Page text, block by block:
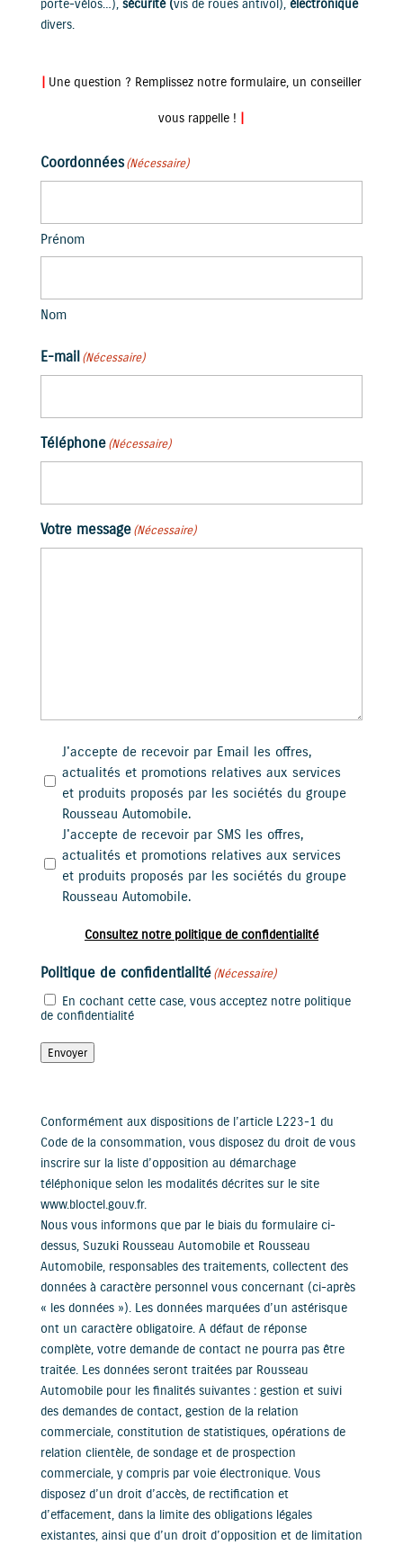
porte-vélos…), sécurité (vis de roues antivol), électronique
divers.
| Une question ? Remplissez notre formulaire, un conseiller
vous rappelle ! |
Coordonnées(Nécessaire)
Prénom
Nom
E-mail (Nécessaire)
Téléphone(Nécessaire)
Votre message(Nécessaire)
J'accepte de recevoir par Email les offres,
actualités et promotions relatives aux services
et produits proposés par les sociétés du groupe
Rousseau Automobile.
J'accepte de recevoir par SMS les offres,
actualités et promotions relatives aux services
et produits proposés par les sociétés du groupe
Rousseau Automobile.
Consultez notre politique de confidentialité
Politique de confidentialité(Nécessaire)
En cochant cette case, vous acceptez notre politique
de confidentialité
Envoyer
Conformément aux dispositions de l’article L223-1 du
Code de la consommation, vous disposez du droit de vous
inscrire sur la liste d’opposition au démarchage
téléphonique selon les modalités décrites sur le site
www.bloctel.gouv.fr.
Nous vous informons que par le biais du formulaire ci-
dessus, Suzuki Rousseau Automobile et Rousseau
Automobile, responsables des traitements, collectent des
données à caractère personnel vous concernant (ci-après
« les données »). Les données marquées d’un astérisque
ont un caractère obligatoire. A défaut de réponse
complète, votre demande de contact ne pourra pas être
traitée. Les données seront traitées par Rousseau
Automobile pour les finalités suivantes : gestion et suivi
des demandes de contact, gestion de la relation
commerciale, constitution de statistiques, opérations de
relation clientèle, de sondage et de prospection
commerciale, y compris par voie électronique. Vous
disposez d’un droit d’accès, de rectification et
d’effacement, dans la limite des obligations légales
existantes, ainsi que d’un droit d’opposition et de limitation